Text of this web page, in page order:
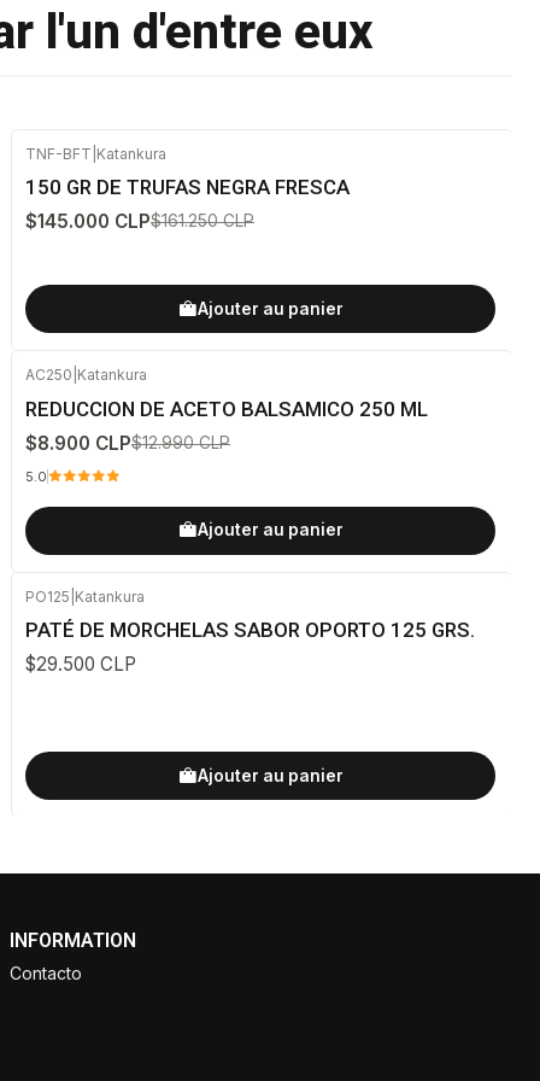
l'un d'entre eux
TNF-BFT Katankura
150 GR DE TRUFAS NEGRA FRESCA
$145.000 CLP$161.250 CLP
Ajouter au panier
AC250 Katankura
REDUCCION DE ACETO BALSAMICO 250 ML
$8.900 CLP$12.990 CLP
5.0
Ajouter au panier
PO125 Katankura
PATÉ DE MORCHELAS SABOR OPORTO 125 GRS.
$29.500 CLP
Ajouter au panier
INFORMATION
Contacto